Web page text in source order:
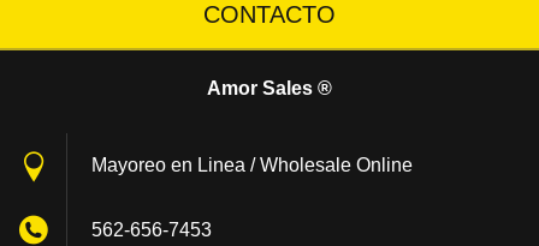
CONTACTO
Amor Sales ®
Mayoreo en Linea / Wholesale Online
562-656-7453